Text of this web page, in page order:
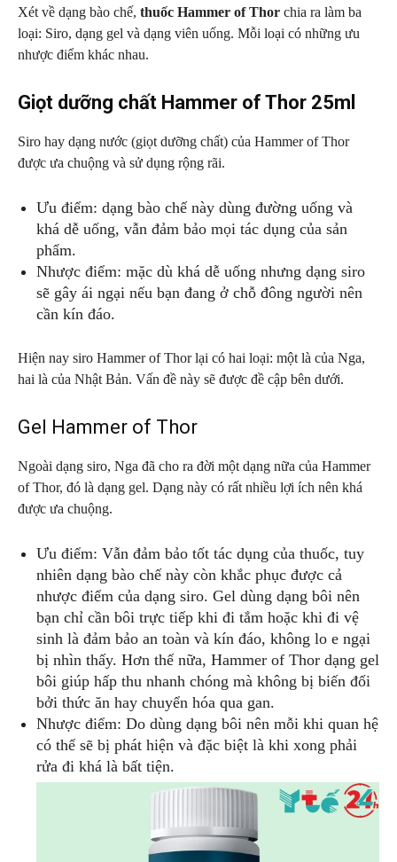
Xét về dạng bào chế, thuốc Hammer of Thor chia ra làm ba
loại: Siro, dạng gel và dạng viên uống. Mỗi loại có những ưu
nhược điểm khác nhau.
Giọt dưỡng chất Hammer of Thor 25ml
Siro hay dạng nước (giọt dưỡng chất) của Hammer of Thor
được ưa chuộng và sử dụng rộng rãi.
Ưu điểm: dạng bào chế này dùng đường uống và
khá dễ uống, vẫn đảm bảo mọi tác dụng của sản
phẩm.
Nhược điểm: mặc dù khá dễ uống nhưng dạng siro
sẽ gây ái ngại nếu bạn đang ở chỗ đông người nên
cần kín đáo.
Hiện nay siro Hammer of Thor lại có hai loại: một là của Nga,
hai là của Nhật Bản. Vấn đề này sẽ được đề cập bên dưới.
Gel Hammer of Thor
Ngoài dạng siro, Nga đã cho ra đời một dạng nữa của Hammer
of Thor, đó là dạng gel. Dạng này có rất nhiều lợi ích nên khá
được ưa chuộng.
Ưu điểm: Vẫn đảm bảo tốt tác dụng của thuốc, tuy
nhiên dạng bào chế này còn khắc phục được cả
nhược điểm của dạng siro. Gel dùng dạng bôi nên
bạn chỉ cần bôi trực tiếp khi đi tắm hoặc khi đi vệ
sinh là đảm bảo an toàn và kín đáo, không lo e ngại
bị nhìn thấy. Hơn thế nữa, Hammer of Thor dạng gel
bôi giúp hấp thu nhanh chóng mà không bị biến đổi
bởi thức ăn hay chuyển hóa qua gan.
Nhược điểm: Do dùng dạng bôi nên mỗi khi quan hệ
có thể sẽ bị phát hiện và đặc biệt là khi xong phải
rửa đi khá là bất tiện.